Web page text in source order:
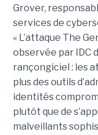
Grover,
services de
« L’attaque The
observée par IDC
rançongiciel : les
plus des outils
identités
plutôt que de
malveillants